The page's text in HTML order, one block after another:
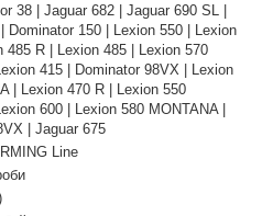
38 | Jaguar 682 | Jaguar 690 SL |
Dominator 150 | Lexion 550 | Lexion
485 R | Lexion 485 | Lexion 570
415 | Dominator 98VX | Lexion
| Lexion 470 R | Lexion 550
600 | Lexion 580 MONTANA |
| Jaguar 675
Line